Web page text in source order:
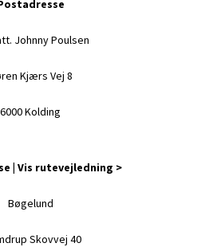
Johnny Poulsen
Kjærs Vej 8
6000 Kolding
| Vis rutevejledning >
Bøgelund
Skovvej 40